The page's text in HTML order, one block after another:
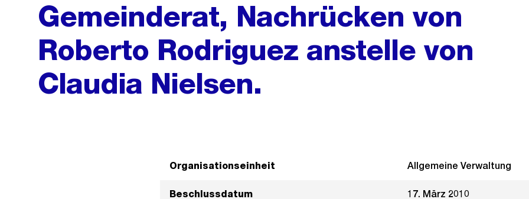
Gemeinderat, Nachrücken von
Roberto Rodriguez anstelle von
Claudia Nielsen.
Organisationseinheit Allgemeine Verwaltung
Beschlussdatum 17. März 2010